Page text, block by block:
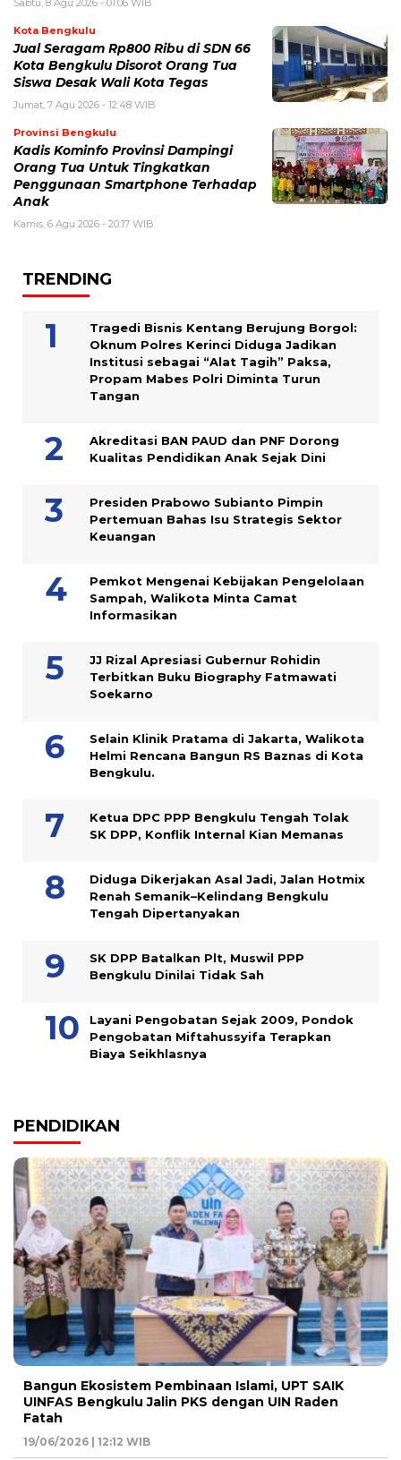
Sabtu, 8 Agu 2026 - 01:06 WIB
Kota Bengkulu
Jual Seragam Rp800 Ribu di SDN 66
Kota Bengkulu Disorot Orang Tua
Siswa Desak Wali Kota Tegas
Jumat, 7 Agu 2026 - 12:48 WIB
Provinsi Bengkulu
Kadis Kominfo Provinsi Dampingi
Orang Tua Untuk Tingkatkan
Penggunaan Smartphone Terhadap
Anak
Kamis, 6 Agu 2026 - 20:17 WIB
TRENDING
Tragedi Bisnis Kentang Berujung Borgol:
Oknum Polres Kerinci Diduga Jadikan
Institusi sebagai “Alat Tagih” Paksa,
Propam Mabes Polri Diminta Turun
Tangan
Akreditasi BAN PAUD dan PNF Dorong
Kualitas Pendidikan Anak Sejak Dini
Presiden Prabowo Subianto Pimpin
Pertemuan Bahas Isu Strategis Sektor
Keuangan
Pemkot Mengenai Kebijakan Pengelolaan
Sampah, Walikota Minta Camat
Informasikan
JJ Rizal Apresiasi Gubernur Rohidin
Terbitkan Buku Biography Fatmawati
Soekarno
Selain Klinik Pratama di Jakarta, Walikota
Helmi Rencana Bangun RS Baznas di Kota
Bengkulu.
Ketua DPC PPP Bengkulu Tengah Tolak
SK DPP, Konflik Internal Kian Memanas
Diduga Dikerjakan Asal Jadi, Jalan Hotmix
Renah Semanik–Kelindang Bengkulu
Tengah Dipertanyakan
SK DPP Batalkan Plt, Muswil PPP
Bengkulu Dinilai Tidak Sah
Layani Pengobatan Sejak 2009, Pondok
Pengobatan Miftahussyifa Terapkan
Biaya Seikhlasnya
PENDIDIKAN
Bangun Ekosistem Pembinaan Islami, UPT SAIK
UINFAS Bengkulu Jalin PKS dengan UIN Raden
Fatah
19/06/2026 | 12:12 WIB